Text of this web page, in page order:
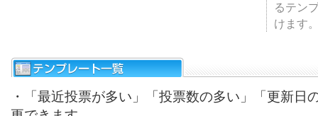
るテン
けます
・「最近投票が多い」「投票数の多い」「更新日